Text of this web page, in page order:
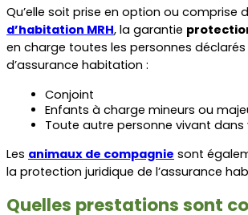
Qu’elle soit prise en option ou comprise
d’habitation MRH, la garantie
en charge toutes les personnes
d’assurance habitation :
Conjoint
Enfants à charge mineurs ou
Toute autre personne vivant
Les animaux de compagnie sont
la protection juridique de l’assurance
Quelles prestations sont